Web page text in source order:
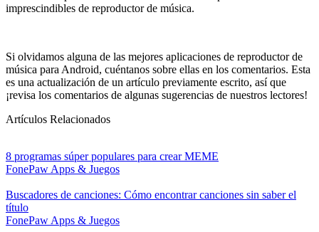
imprescindibles de reproductor de música.
Si olvidamos alguna de las mejores aplicaciones de reproductor de
música para Android, cuéntanos sobre ellas en los comentarios. Esta
es una actualización de un artículo previamente escrito, así que
¡revisa los comentarios de algunas sugerencias de nuestros lectores!
Artículos Relacionados
8 programas súper populares para crear MEME
FonePaw Apps & Juegos
Buscadores de canciones: Cómo encontrar canciones sin saber el
título
FonePaw Apps & Juegos